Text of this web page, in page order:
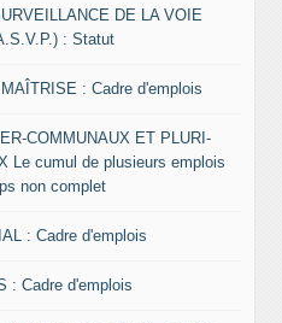
DE LA VOIE
: Statut
: Cadre d'emplois
COMMUNAUX ET PLURI-
Le cumul de plusieurs emplois
non complet
: Cadre d'emplois
: Cadre d'emplois